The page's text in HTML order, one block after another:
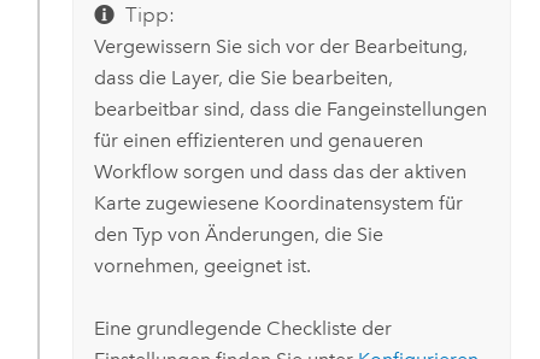
Tipp:
Vergewissern Sie sich vor der Bearbeitung,
dass die Layer, die Sie bearbeiten,
bearbeitbar sind, dass die Fangeinstellungen
für einen effizienteren und genaueren
Workflow sorgen und dass das der aktiven
Karte zugewiesene Koordinatensystem für
den Typ von Änderungen, die Sie
vornehmen, geeignet ist.
Eine grundlegende Checkliste der